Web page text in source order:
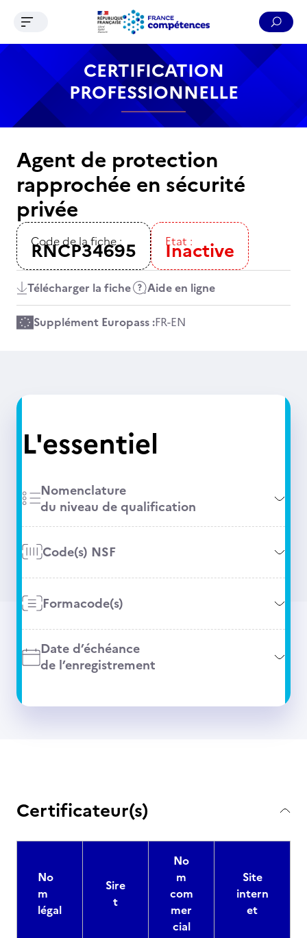
Contenu Recherche Menu Pied de page
Ouvrir le menu de navigation
CERTIFICATION
PROFESSIONNELLE
Agent de protection
rapprochée en sécurité
privée
Code de la fiche :
RNCP34695 Etat :
Inactive
Télécharger la fiche Aide en ligne
Supplément Europass :FR-EN
L'essentiel
Nomenclature
du niveau de qualification
Code(s) NSF
Formacode(s)
Date d’échéance
de l’enregistrement
Certificateur(s)
No
m
légal
Sire
t
No
m
com
mer
cial
Site
intern
et